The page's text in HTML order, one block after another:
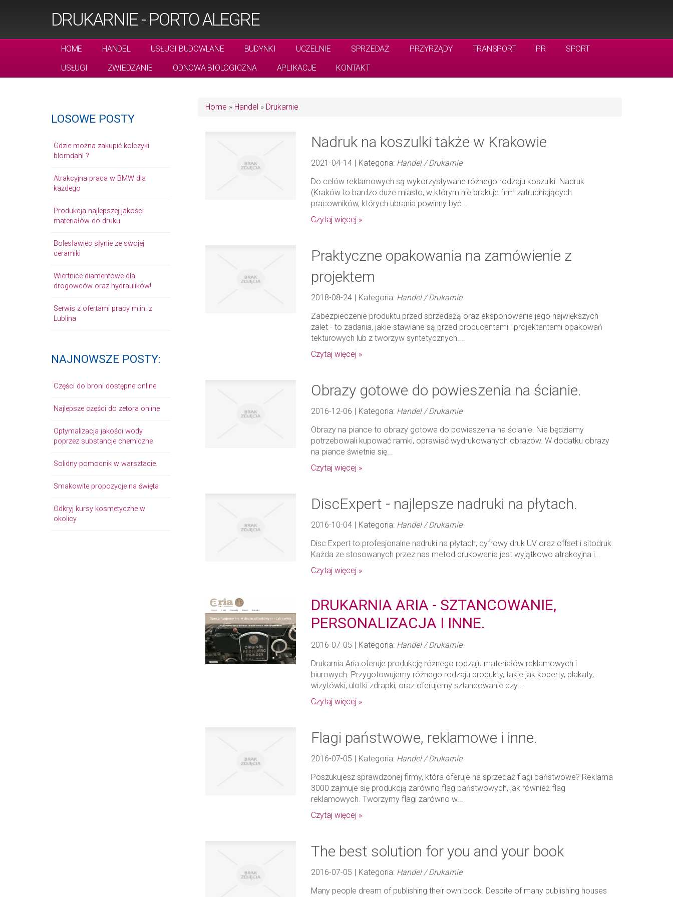
DRUKARNIE - PORTO ALEGRE
HOME HANDEL USŁUGI BUDOWLANE BUDYNKI UCZELNIE SPRZEDAŻ PRZYRZĄDY TRANSPORT PR
SPORT
USŁUGI
ZWIEDZANIE ODNOWA BIOLOGICZNA APLIKACJE KONTAKT
LOSOWE POSTY
Gdzie można zakupić kolczyki
blomdahl ?
Atrakcyjna praca w BMW dla
każdego
Produkcja najlepszej jakości
materiałów do druku
Bolesławiec słynie ze swojej
ceramiki
Wiertnice diamentowe dla
drogowców oraz hydraulików!
Serwis z ofertami pracy m.in. z
Lublina
NAJNOWSZE POSTY:
Części do broni dostępne online
Najlepsze części do zetora online
Optymalizacja jakości wody
poprzez substancje chemiczne
Solidny pomocnik w warsztacie.
Smakowite propozycje na święta
Odkryj kursy kosmetyczne w
okolicy
Home » Handel » Drukarnie
Nadruk na koszulki także w Krakowie
2021-04-14 | Kategoria: Handel / Drukarnie
Do celów reklamowych są wykorzystywane różnego rodzaju koszulki. Nadruk
(Kraków to bardzo duże miasto, w którym nie brakuje firm zatrudniających
pracowników, których ubrania powinny być...
Czytaj więcej »
Praktyczne opakowania na zamówienie z
projektem
2018-08-24 | Kategoria: Handel / Drukarnie
Zabezpieczenie produktu przed sprzedażą oraz eksponowanie jego największych
zalet - to zadania, jakie stawiane są przed producentami i projektantami opakowań
tekturowych lub z tworzyw syntetycznych....
Czytaj więcej »
Obrazy gotowe do powieszenia na ścianie.
2016-12-06 | Kategoria: Handel / Drukarnie
Obrazy na piance to obrazy gotowe do powieszenia na ścianie. Nie będziemy
potrzebowali kupować ramki, oprawiać wydrukowanych obrazów. W dodatku obrazy
na piance świetnie się...
Czytaj więcej »
DiscExpert - najlepsze nadruki na płytach.
2016-10-04 | Kategoria: Handel / Drukarnie
Disc Expert to profesjonalne nadruki na płytach, cyfrowy druk UV oraz offset i sitodruk.
Każda ze stosowanych przez nas metod drukowania jest wyjątkowo atrakcyjna i...
Czytaj więcej »
DRUKARNIA ARIA - SZTANCOWANIE,
PERSONALIZACJA I INNE.
2016-07-05 | Kategoria: Handel / Drukarnie
Drukarnia Aria oferuje produkcję różnego rodzaju materiałów reklamowych i
biurowych. Przygotowujemy różnego rodzaju produkty, takie jak koperty, plakaty,
wizytówki, ulotki zdrapki, oraz oferujemy sztancowanie czy...
Czytaj więcej »
Flagi państwowe, reklamowe i inne.
2016-07-05 | Kategoria: Handel / Drukarnie
Poszukujesz sprawdzonej firmy, która oferuje na sprzedaż flagi państwowe? Reklama
3000 zajmuje się produkcją zarówno flag państwowych, jak również flag
reklamowych. Tworzymy flagi zarówno w...
Czytaj więcej »
The best solution for you and your book
2016-07-05 | Kategoria: Handel / Drukarnie
Many people dream of publishing their own book. Despite of many publishing houses